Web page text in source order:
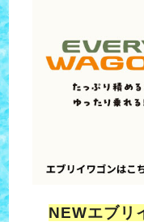
NEWエブリ